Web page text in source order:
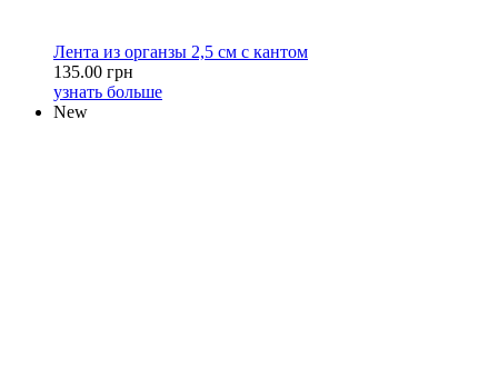
Лента из органзы 2,5 см с кантом
135.00 грн
узнать больше
New